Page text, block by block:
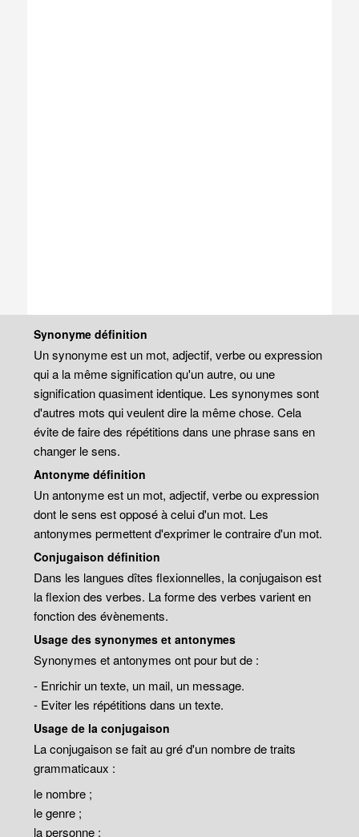
Synonyme définition
Un synonyme est un mot, adjectif, verbe ou expression
qui a la même signification qu'un autre, ou une
signification quasiment identique. Les synonymes sont
d'autres mots qui veulent dire la même chose. Cela
évite de faire des répétitions dans une phrase sans en
changer le sens.
Antonyme définition
Un antonyme est un mot, adjectif, verbe ou expression
dont le sens est opposé à celui d'un mot. Les
antonymes permettent d'exprimer le contraire d'un mot.
Conjugaison définition
Dans les langues dîtes flexionnelles, la conjugaison est
la flexion des verbes. La forme des verbes varient en
fonction des évènements.
Usage des synonymes et antonymes
Synonymes et antonymes ont pour but de :
- Enrichir un texte, un mail, un message.
- Eviter les répétitions dans un texte.
Usage de la conjugaison
La conjugaison se fait au gré d'un nombre de traits
grammaticaux :
le nombre ;
le genre ;
la personne ;